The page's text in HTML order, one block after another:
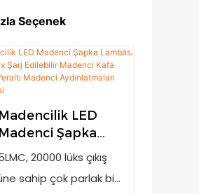
Seçenek
Madencilik LED
Madenci Şapka
20000 Lux Şarj
Madenci Kafa
Yeraltı
20000 lüks çıkış
sahip çok parlak bir